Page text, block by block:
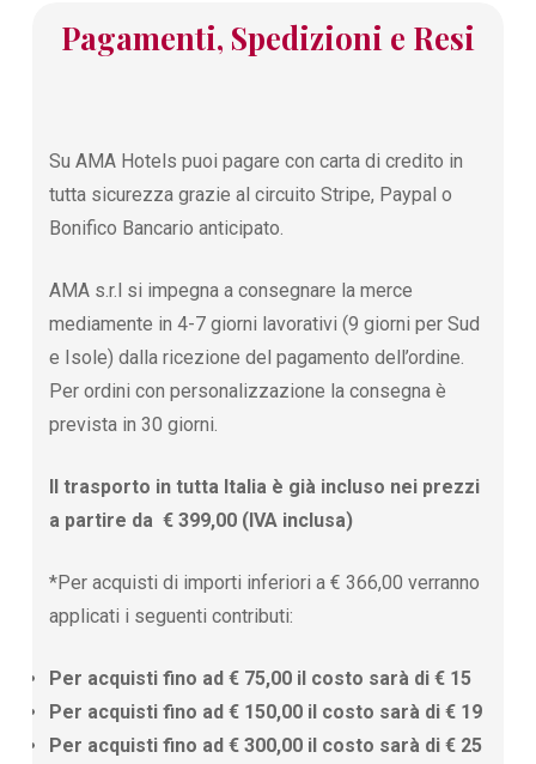
Pagamenti, Spedizioni e Resi
Su AMA Hotels puoi pagare con carta di credito in
tutta sicurezza grazie al circuito Stripe, Paypal o
Bonifico Bancario anticipato.
AMA s.r.l si impegna a consegnare la merce
mediamente in 4-7 giorni lavorativi (9 giorni per Sud
e Isole) dalla ricezione del pagamento dell’ordine.
Per ordini con personalizzazione la consegna è
prevista in 30 giorni.
Il trasporto in tutta Italia è già incluso nei prezzi
a partire da € 399,00 (IVA inclusa)
*Per acquisti di importi inferiori a € 366,00 verranno
applicati i seguenti contributi:
Per acquisti fino ad € 75,00 il costo sarà di € 15
Per acquisti fino ad € 150,00 il costo sarà di € 19
Per acquisti fino ad € 300,00 il costo sarà di € 25